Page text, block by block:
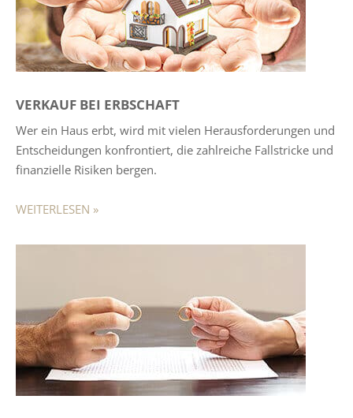
VERKAUF BEI ERBSCHAFT
Wer ein Haus erbt, wird mit vielen Herausforderungen und
Entscheidungen konfrontiert, die zahlreiche Fallstricke und
finanzielle Risiken bergen.
WEITERLESEN »